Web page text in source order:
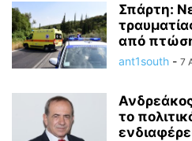
Σπάρτη:
από
ant1south - 7
το